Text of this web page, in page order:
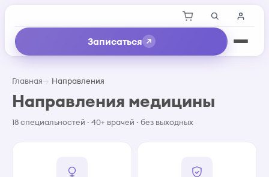
Записаться
Главная Направления
Направления медицины
18 специальностей · 40+ врачей · без выходных